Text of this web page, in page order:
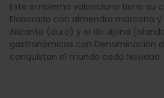
Este emblema valenciano tiene su
Elaborado con almendra marcona
Alicante (duro) y el de Jijona
gastronómicas con Denominación
conquistan el mundo cada Navidad.
Uno de los dulces más antiguos de
color dorado se elabora con
almendras, decorado con piñones.
repostería de Xàtiva que mantiene
de nuestra historia.
El 9 de octubre, día de la Comunitat
enamorados regalan la Mocadorà.
de mazapán pintadas a mano
huerta y conmemoran el amor y la
ciudad de València.